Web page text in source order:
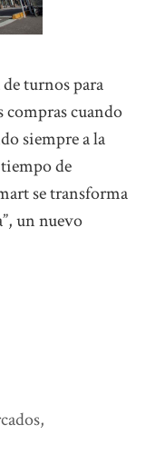
de turnos para
compras cuando
siempre a la
de
se transforma
un nuevo
,